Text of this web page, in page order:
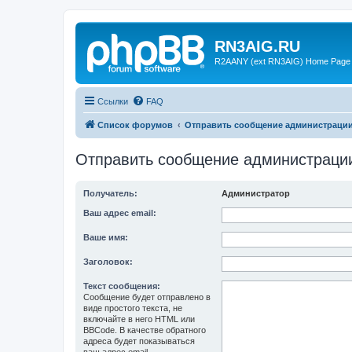
RN3AIG.RU
R2AANY (ext RN3AIG) Home Page
Ссылки FAQ
Список форумов Отправить сообщение
Отправить сообщение
Получатель: Администратор
Ваш адрес email:
Ваше имя:
Заголовок:
Текст сообщения:
Сообщение будет отправлено в
виде простого текста, не
включайте в него HTML или
BBCode. В качестве обратного
адреса будет показываться